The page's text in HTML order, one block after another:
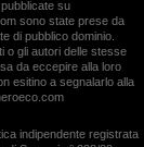
su
sono state prese da
di pubblico dominio.
o gli autori delle stesse
da eccepire alla loro
esitino a segnalarlo alla
indipendente registrata